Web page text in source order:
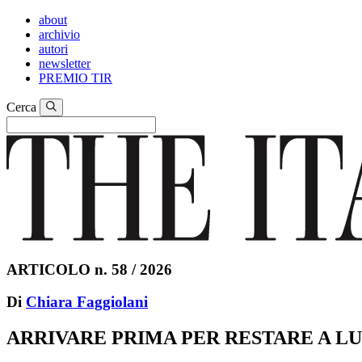
about
archivio
autori
newsletter
PREMIO TIR
Cerca
ARTICOLO n. 58 / 2026
Di Chiara Faggiolani
ARRIVARE PRIMA PER RESTARE A